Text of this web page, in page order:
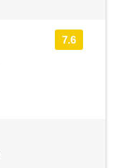
7.6